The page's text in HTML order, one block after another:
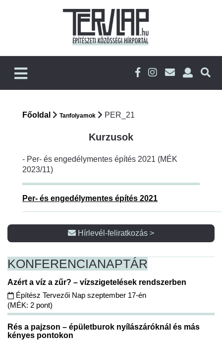
Főoldal Tanfolyamok PER_21
Kurzusok
- Per- és engedélymentes építés 2021 (MÉK
2023/11)
Per- és engedélymentes építés 2021
Hírlevél-feliratkozás >
KONFERENCIANAPTÁR
Azért a víz a zűr? – vízszigetelések rendszerben
Építész Tervezői Nap szeptember 17-én
(MÉK: 2 pont)
Rés a pajzson – épületburok nyílászáróknál és más
kényes pontokon